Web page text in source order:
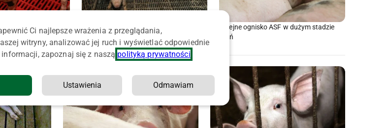
Obszary
ASF u świń pod samym Poznaniem
Kolejne ognisko ASF w dużym stadzie
świń
Ci najlepsze wrażenia z przeglądania,
witryny, analizować jej ruch i wyświetlać odpowiednie
zapoznaj się z naszą polityką prywatności
Ustawienia Odmawiam